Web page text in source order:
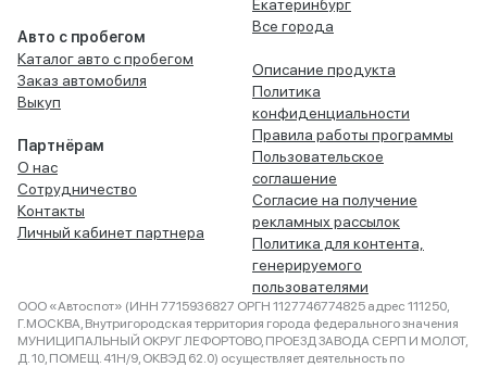
Авто с пробегом
Каталог авто с пробегом
Заказ автомобиля
Выкуп
Партнёрам
О нас
Сотрудничество
Контакты
Личный кабинет партнера
Екатеринбург
Все города
Описание продукта
Политика
конфиденциальности
Правила работы программы
Пользовательское
соглашение
Согласие на получение
рекламных рассылок
Политика для контента,
генерируемого
пользователями
ООО «Автоспот» (ИНН 7715936827 ОРГН 1127746774825 адрес 111250,
Г.МОСКВА, Внутригородская территория города федерального значения
МУНИЦИПАЛЬНЫЙ ОКРУГ ЛЕФОРТОВО, ПРОЕЗД ЗАВОДА СЕРП И МОЛОТ,
Д. 10, ПОМЕЩ. 41Н/9, ОКВЭД 62.0) осуществляет деятельность по